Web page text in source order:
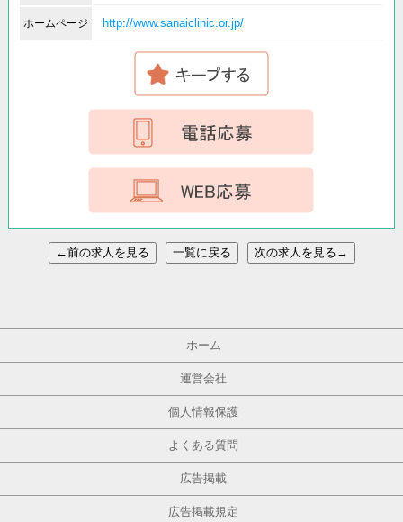
ホームページ http://www.sanaiclinic.or.jp/
←前の求人を見る 一覧に戻る 次の求人を見る→
ホーム
運営会社
個人情報保護
よくある質問
広告掲載
広告掲載規定